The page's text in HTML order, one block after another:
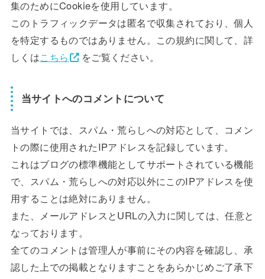
集のためにCookieを使用しています。
このトラフィックデータは匿名で収集されており、個人
を特定するものではありません。この規約に関して、詳
しくはこちら をご覧ください。
当サイトへのコメントについて
当サイトでは、スパム・荒らしへの対応として、コメン
トの際に使用されたIPアドレスを記録しています。
これはブログの標準機能としてサポートされている機能
で、スパム・荒らしへの対応以外にこのIPアドレスを使
用することは絶対にありません。
また、メールアドレスとURLの入力に関しては、任意と
なっております。
全てのコメントは管理人が事前にその内容を確認し、承
認した上での掲載となりますことをあらかじめご了承下